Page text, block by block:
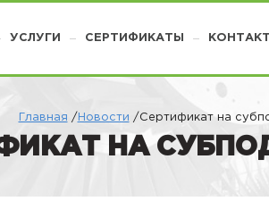
УСЛУГИ СЕРТИФИКАТЫ
Главная / Новости /Сертификат на
НА